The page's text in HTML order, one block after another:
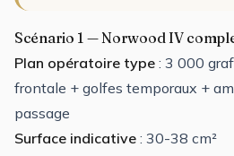
Scénario 1 — Norwood IV
Plan opératoire type : 3 000
frontale + golfes temporaux +
passage
Surface indicative : 30-38 cm²